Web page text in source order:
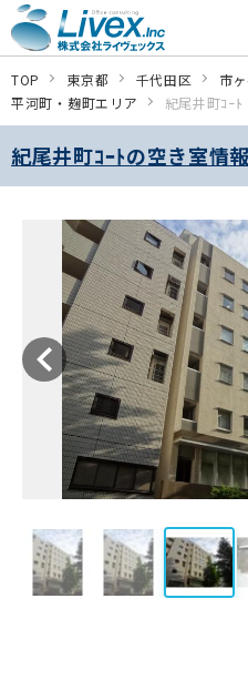
TOP 東京都 千代田区
市
平河町・麹町エリア
紀尾井町ｺｰﾄ
紀尾井町ｺｰﾄの空き室情報